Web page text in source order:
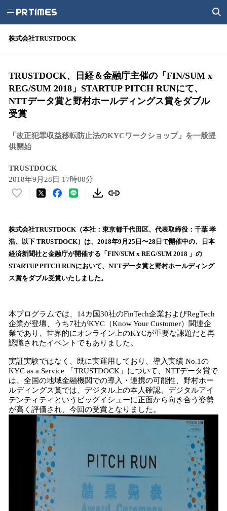
株式会社TRUSTDOCK
TRUSTDOCK、日経＆金融庁主催の「FIN/SUM x
REG/SUM 2018」STARTUP PITCH RUNにて、
NTTデータ賞と野村ホールディングス賞をダブル
受賞
「改正犯罪収益移転防止法のKYCワークショップ」を一般提
供開始
TRUSTDOCK
2018年9月28日 17時00分
い
！
数
を
読
み
込
で
す
株式会社TRUSTDOCK（本社：東京都千代田区、代表取締役：千葉 孝
浩、以下 TRUSTDOCK）は、2018年9月25日〜28日で開催中の、日本
経済新聞社と金融庁が開催する「FIN/SUM x REG/SUM 2018 」の
STARTUP PITCH RUNにおいて、NTTデータ賞と野村ホールディング
ス賞をダブル受賞いたしました。
本プログラムでは、14カ国30社のFinTech企業およびRegTech
企業が登壇、うち7社がKYC（Know Your Customer）関連企
業であり、世界的にオンライン上のKYCが重要な課題だと再
認識されたイベントでもありました。
実証実験ではなく、既に実運用しており、導入実績 No.1の
KYC as a Service 「TRUSTDOCK」について、NTTデータ賞で
は、全国の地域金融機関での導入・連携の可能性、野村ホー
ルディングス賞では、デジタル上の本人確認、デジタルアイ
デンティティというビッグイシューに正面から向き合う姿勢
が高く評価され、今回の受賞となりました。